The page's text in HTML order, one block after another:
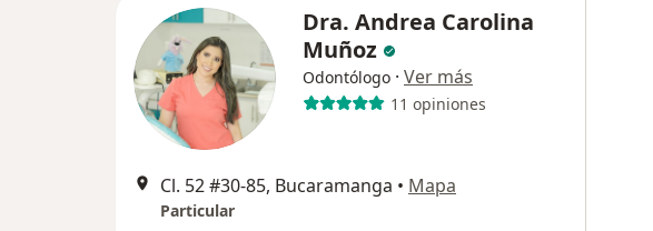
Dra. Andrea Carolina
Muñoz
Odontólogo · Ver más
11 opiniones
Cl. 52 #30-85, Bucaramanga • Mapa
Particular